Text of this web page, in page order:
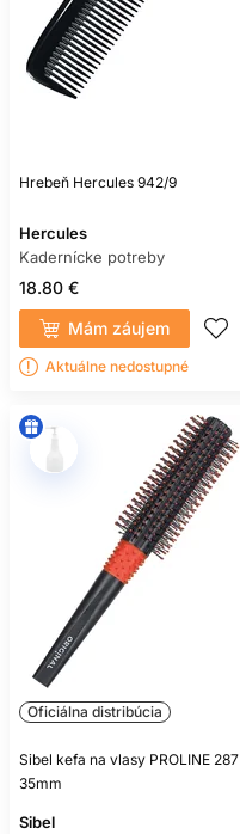
Hrebeň Hercules 942/9
Hercules
Kadernícke potreby
18.80 €
Mám záujem
Aktuálne nedostupné
Oficiálna distribúcia
Sibel kefa na vlasy PROLINE 287
35mm
Sibel